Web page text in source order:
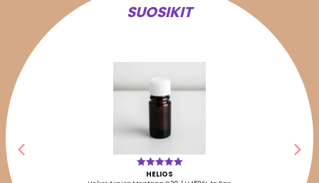
SUOSIKIT
Arvostelu
HELIOS
Edellinen